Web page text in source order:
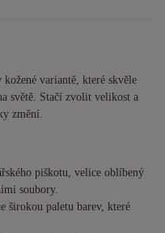
variantě, které skvěle
světě. Stačí zvolit velikost a
změní.
piškotu, velice oblíbený
soubory.
širokou paletu barev, které